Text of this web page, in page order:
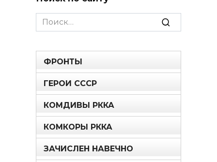
Search
for:
ФРОНТЫ
ГЕРОИ СССР
КОМДИВЫ РККА
КОМКОРЫ РККА
ЗАЧИСЛЕН НАВЕЧНО